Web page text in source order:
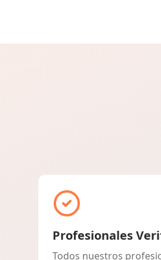
Profesionales
Todos nuestros